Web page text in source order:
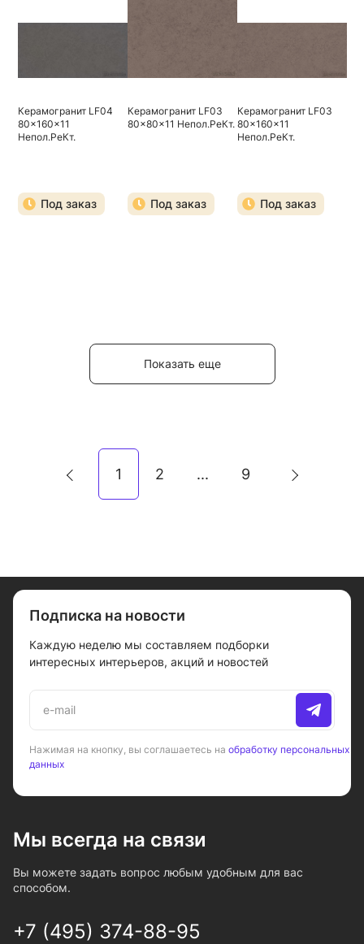
Керамогранит LF04
80x160x11
Непол.РеКт.
Под заказ
Керамогранит LF03
80x80x11 Непол.РеКт.
Под заказ
Керамогранит LF03
80x160x11
Непол.РеКт.
Под заказ
Показать еще
1 2 ... 9
Подписка на новости
Каждую неделю мы составляем подборки
интересных интерьеров, акций и новостей
Нажимая на кнопку, вы соглашаетесь на обработку персональных
данных
Мы всегда на связи
Вы можете задать вопрос любым удобным для вас
способом.
+7 (495) 374-88-95